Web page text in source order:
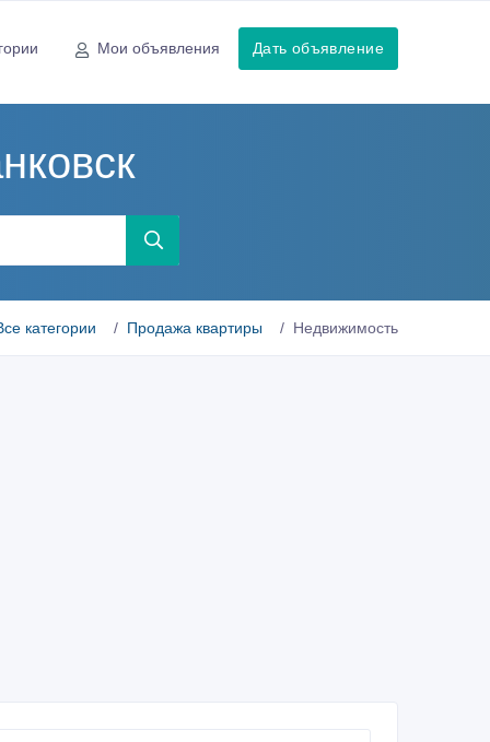
Мои объявления Дать объявление
категории Продажа квартиры Недвижимость